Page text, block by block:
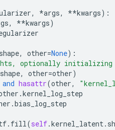
, *args, **kwargs):
, **kwargs)
, other=None):
optionally initializing
, other=other)
and hasattr(other,
.kernel_log_step
.bias_log_step
. fill(self.kernel_latent.